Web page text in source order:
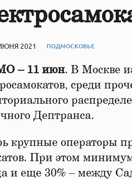
2021 ПОДМОСКОВЬЕ
– 11 июн. В Москве
среди
Дептранса.
крупные операторы
При этом
и еще 30% – между